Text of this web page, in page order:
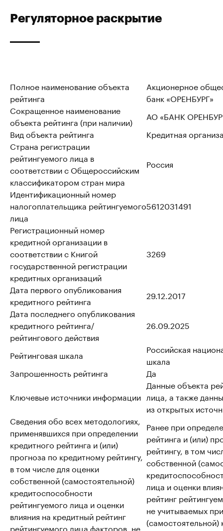
Регуляторное раскрытие
Полное наименование объекта
рейтинга
Акционерное
банк «ОРЕНБУРГ»
Сокращенное наименование
объекта рейтинга (при наличии)
АО «БАНК
Вид объекта рейтинга
Кредитная
Страна регистрации
рейтингуемого лица в
соответствии с Общероссийским
классификатором стран мира
Россия
Идентификационный номер
налогоплательщика рейтингуемого
лица
5612031491
Регистрационный номер
кредитной организации в
соответствии с Книгой
государственной регистрации
кредитных организаций
3269
Дата первого опубликования
кредитного рейтинга
29.12.2017
Дата последнего опубликования
кредитного рейтинга/
рейтингового действия
26.09.2025
Рейтинговая шкала
Российская
шкала
Запрошенность рейтинга
Да
Ключевые источники информации
Данные объекта
лица, а также
из открытых
Сведения обо всех методологиях,
применявшихся при определении
кредитного рейтинга и (или)
прогноза по кредитному рейтингу,
в том числе для оценки
собственной (самостоятельной)
кредитоспособности
рейтингуемого лица и оценки
влияния на кредитный рейтинг
рейтингуемого лица факторов, не
Ранее при
рейтинга и (или)
рейтингу, в том
собственной
лица и оценки
рейтинг
не учитываемых